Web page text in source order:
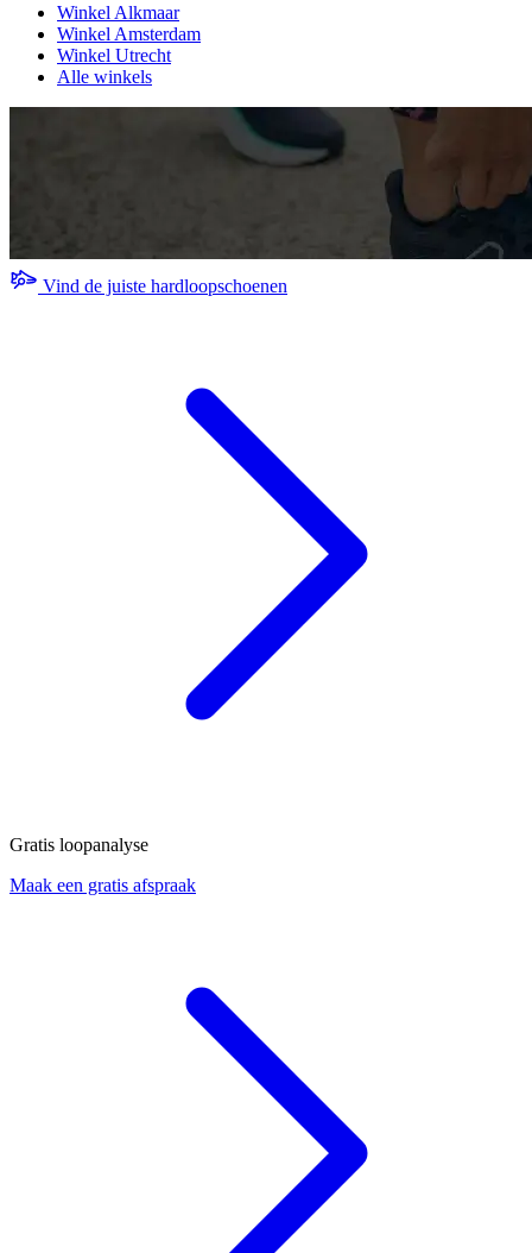
Winkel Alkmaar
Winkel Amsterdam
Winkel Utrecht
Alle winkels
Vind de juiste hardloopschoenen
Gratis loopanalyse
Maak een gratis afspraak